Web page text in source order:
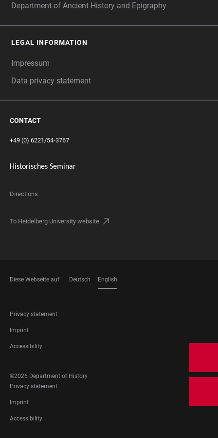
Department of Ancient History and Epigraphy
LEGAL INFORMATION
Impressum
Data privacy statement
CONTACT
+49 (0) 6221/54-3767
Historisches Seminar
Directions
To Heidelberg University website
Diese Webseite auf Deutsch English
FOOTER
LEGAL
Privacy statement
Imprint
Accessibility
SOCIAL
©2026 Department of History
FOOTER
LEGAL
Privacy statement
Imprint
Accessibility